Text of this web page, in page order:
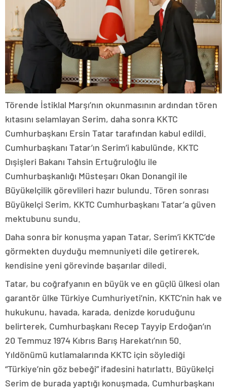
Törende İstiklal Marşı’nın okunmasının ardından tören
kıtasını selamlayan Serim, daha sonra KKTC
Cumhurbaşkanı Ersin Tatar tarafından kabul edildi.
Cumhurbaşkanı Tatar’ın Serim’i kabulünde, KKTC
Dışişleri Bakanı Tahsin Ertuğruloğlu ile
Cumhurbaşkanlığı Müsteşarı Okan Donangil ile
Büyükelçilik görevlileri hazır bulundu. Tören sonrası
Büyükelçi Serim, KKTC Cumhurbaşkanı Tatar’a güven
mektubunu sundu.
Daha sonra bir konuşma yapan Tatar, Serim’i KKTC’de
görmekten duyduğu memnuniyeti dile getirerek,
kendisine yeni görevinde başarılar diledi.
Tatar, bu coğrafyanın en büyük ve en güçlü ülkesi olan
garantör ülke Türkiye Cumhuriyeti’nin, KKTC’nin hak ve
hukukunu, havada, karada, denizde koruduğunu
belirterek, Cumhurbaşkanı Recep Tayyip Erdoğan’ın
20 Temmuz 1974 Kıbrıs Barış Harekatı’nın 50.
Yıldönümü kutlamalarında KKTC için söylediği
“Türkiye’nin göz bebeği” ifadesini hatırlattı. Büyükelçi
Serim de burada yaptığı konuşmada, Cumhurbaşkanı